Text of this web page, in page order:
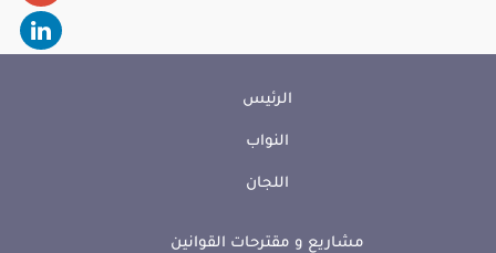
الرئيس
النواب
اللجان
مشاريع و مقترحات القوانين